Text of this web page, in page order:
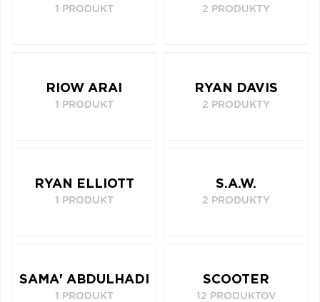
1 PRODUKT 2 PRODUKTY
RIOW ARAI
1 PRODUKT
RYAN DAVIS
2 PRODUKTY
RYAN ELLIOTT
1 PRODUKT
S.A.W.
2 PRODUKTY
SAMA' ABDULHADI
1 PRODUKT
SCOOTER
12 PRODUKTOV